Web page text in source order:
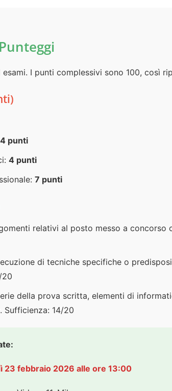
I punti complessivi sono 100, così
4 punti
4 punti
7 punti
relativi al posto messo a concorso
di tecniche specifiche o
20
della prova scritta, elementi di
Sufficienza: 14/20
23 febbraio 2026 alle ore 13:00